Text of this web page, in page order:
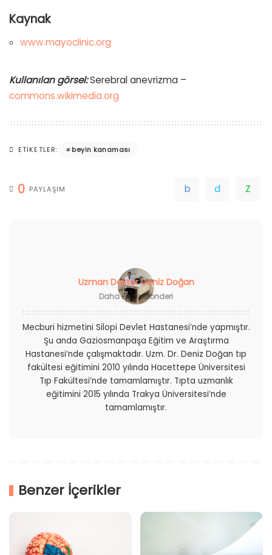
Kaynak
www.mayoclinic.org
Kullanılan görsel:Serebral anevrizma –
commons.wikimedia.org
ETIKETLER: beyin kanaması
0 PAYLAŞIM
Uzman Doktor Deniz Doğan
Daha Fazla Gönderi
Mecburi hizmetini Silopi Devlet Hastanesi’nde yapmıştır.
Şu anda Gaziosmanpaşa Eğitim ve Araştırma
Hastanesi’nde çalışmaktadır. Uzm. Dr. Deniz Doğan tıp
fakültesi eğitimini 2010 yılında Hacettepe Üniversitesi
Tıp Fakültesi’nde tamamlamıştır. Tıpta uzmanlık
eğitimini 2015 yılında Trakya Üniversitesi’nde
tamamlamıştır.
Benzer İçerikler